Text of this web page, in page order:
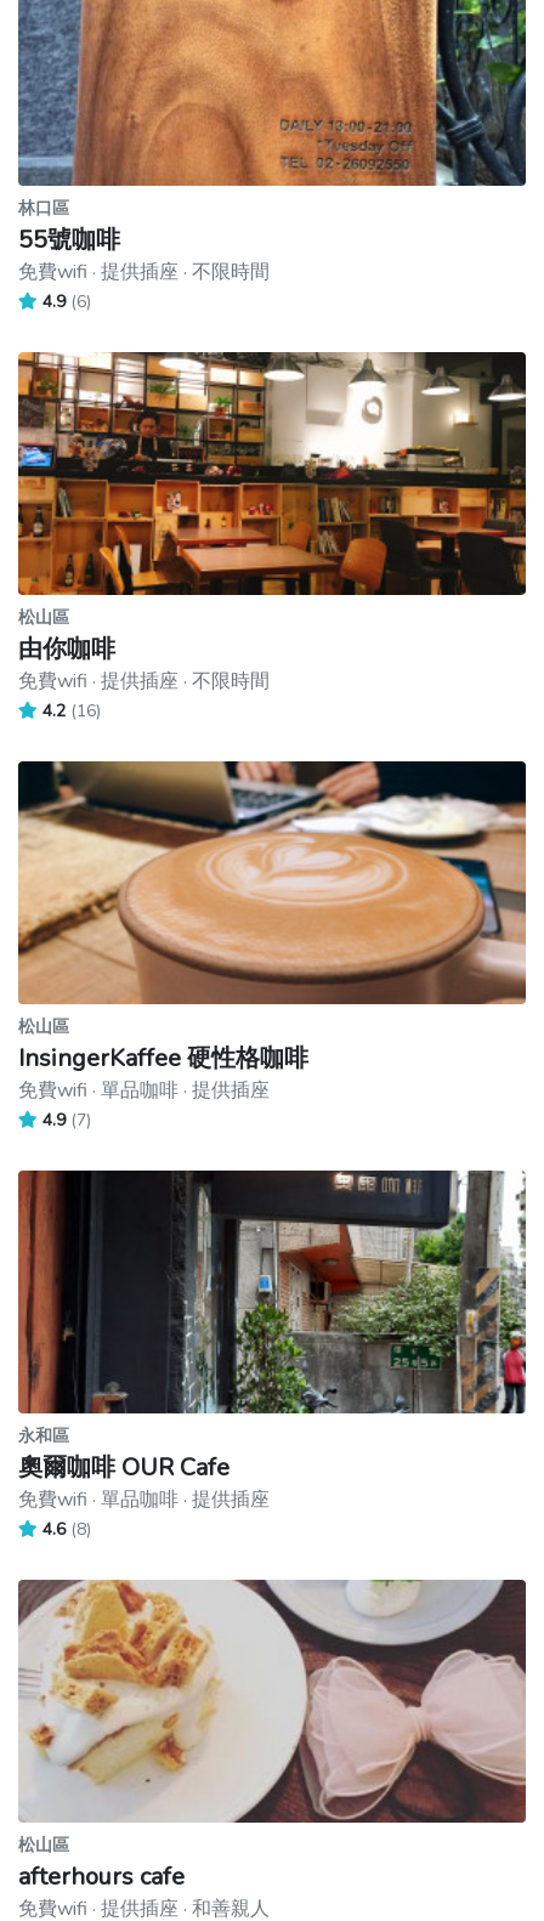
林口區
55號咖啡
免費wifi · 提供插座 · 不限時間
4.9 (6)
松山區
由你咖啡
免費wifi · 提供插座 · 不限時間
4.2 (16)
松山區
InsingerKaffee 硬性格咖啡
免費wifi · 單品咖啡 · 提供插座
4.9 (7)
永和區
奧爾咖啡 OUR Cafe
免費wifi · 單品咖啡 · 提供插座
4.6 (8)
松山區
afterhours cafe
免費wifi · 提供插座 · 和善親人